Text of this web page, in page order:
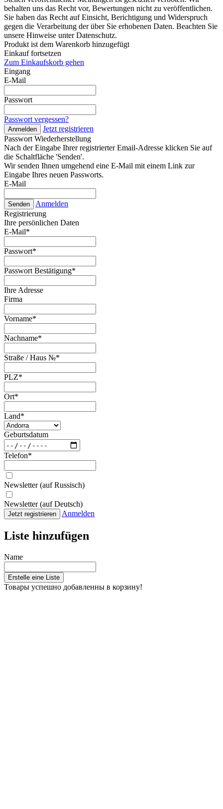
behalten uns das Recht vor, Bewertungen nicht zu veröffentlichen.
Sie haben das Recht auf Einsicht, Berichtigung und Widerspruch
gegen die Verarbeitung der über Sie erhobenen Daten. Beachten Sie
unsere Hinweise unter Datenschutz.
Produkt ist dem Warenkorb hinzugefügt
Einkauf fortsetzen
Zum Einkaufskorb gehen
Eingang
E-Mail
Passwort
Passwort vergessen?
Anmelden
Jetzt registrieren
Passwort Wiederherstellung
Nach der Eingabe Ihrer registrierter Email-Adresse klicken Sie auf
die Schaltfläche 'Senden'.
Wir senden Ihnen umgehend eine E-Mail mit einem Link zur
Eingabe Ihres neuen Passworts.
E-Mail
Senden
Anmelden
Registrierung
Ihre persönlichen Daten
E-Mail*
Passwort*
Passwort Bestätigung*
Ihre Adresse
Firma
Vorname*
Nachname*
Straße / Haus №*
PLZ*
Ort*
Land*
Geburtsdatum
Telefon*
Newsletter (auf Russisch)
Newsletter (auf Deutsch)
Jetzt registrieren Anmelden
Liste hinzufügen
Name
Erstelle eine Liste
Товары успешно добавленны в корзину!